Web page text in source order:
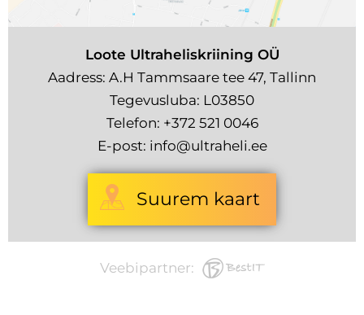
Loote Ultraheliskriining OÜ
Aadress: A.H Tammsaare tee 47, Tallinn
Tegevusluba: L03850
Telefon: +372 521 0046
E-post: info@ultraheli.ee
Suurem kaart
Veebipartner: